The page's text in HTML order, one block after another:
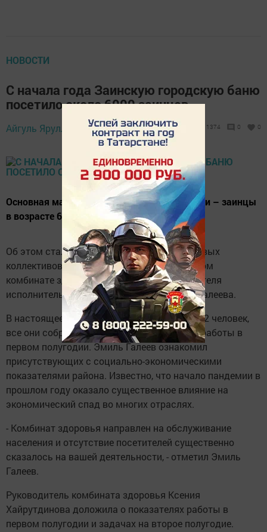
НОВОСТИ
С начала года Заинскую городскую баню
посетило около 6000 заинцев
Айгуль Яруллина, 23 августа 2021 - 16:27 1374 0 0
Основная масса посетителей городской бани – заинцы
в возрасте 60-65 лет.
Об этом стало известно на собрании трудовых
коллективов, которое состоялось в Заинском
комбинате здоровья при участии руководителя
исполнительного комитета района Эмиля Галеева.
В настоящее время в комбинате работает 12 человек,
все они собрались для подведения итогов работы в
первом полугодии. Эмиль Галеев ознакомил
присутствующих с социально-экономическими
показателями района. Известно, что начало пандемии в
прошлом году оказало существенное влияние на
экономический спад во многих отраслях.
- Комбинат здоровья направлен на обслуживание
населения и отсутствие посетителей существенно
сказалось на вашей деятельности, - отметил Эмиль
Галеев.
Руководитель комбината здоровья Ксения
Хайрутдинова доложила о показателях работы в
первом полугодии и задачах на второе полугодие.